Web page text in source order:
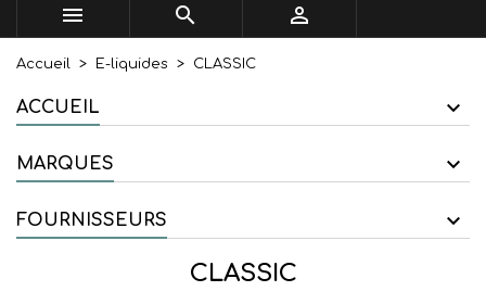
  
Accueil E-liquides CLASSIC
ACCUEIL
MARQUES
FOURNISSEURS
CLASSIC